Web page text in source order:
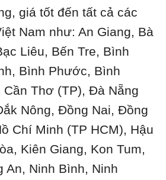
giá tốt đến tất cả các
Nam như: An Giang, Bà
Liêu, Bến Tre, Bình
Bình Phước, Bình
Cần Thơ (TP), Đà Nẵng
Nông, Đồng Nai, Đồng
Chí Minh (TP HCM), Hậu
Kiên Giang, Kon Tum,
An, Ninh Bình, Ninh